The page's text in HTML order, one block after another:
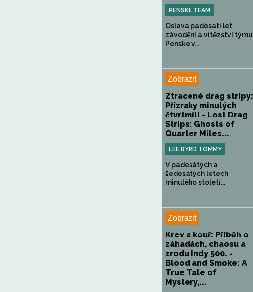
PENSKE TEAM
Oslava padesáti let
závodění a vítězství týmu
Penske v...
Zobrazit
Ztracené drag stripy:
Přízraky minulých
čtvrtmílí - Lost Drag
Strips: Ghosts of
Quarter Miles...
LEE BYRD TOMMY
V padesátých a
šedesátých letech
minulého století...
Zobrazit
Krev a kouř: Příběh o
záhadách, chaosu a
zrodu Indy 500. -
Blood and Smoke: A
True Tale of
Mystery,...